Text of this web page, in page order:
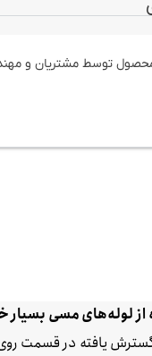
محصول توسط مشتریان و
از لوله‌های مسی
یافته در قسمت